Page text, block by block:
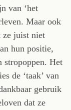
van ‘het
Maar ook
ze juist niet
hun positie,
stropoppen. Het
de ‘taak’ van
gebruik
dat ze